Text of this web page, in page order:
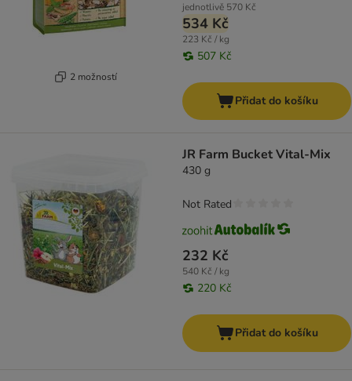
2 možností
jednotlivě 570 Kč
534 Kč
223 Kč / kg
507 Kč
Přidat do košíku
JR Farm Bucket Vital-Mix
430 g
232 Kč
540 Kč / kg
220 Kč
Not Rated
Přidat do košíku